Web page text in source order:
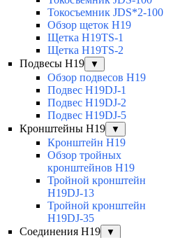
Токосъемник JDS*2-100
Обзор щеток H19
Щетка H19TS-1
Щетка H19TS-2
Подвесы H19
▼
Обзор подвесов H19
Подвес H19DJ-1
Подвес H19DJ-2
Подвес H19DJ-5
Кронштейны H19
▼
Кронштейн H19
Обзор тройных
кронштейнов H19
Тройной кронштейн
H19DJ-13
Тройной кронштейн
H19DJ-35
Соединения H19
▼